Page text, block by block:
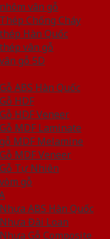
vân gỗ
Chống Cháy
Hàn Quốc
vân gỗ
gỗ 5D
ABS Hàn Quốc
HDF
HDF Veneer
MDF Laminate
MDF Melamine
MDF Veneer
Tự Nhiên
gỗ
ABS Hàn Quốc
Đài Loan
Gỗ Composite